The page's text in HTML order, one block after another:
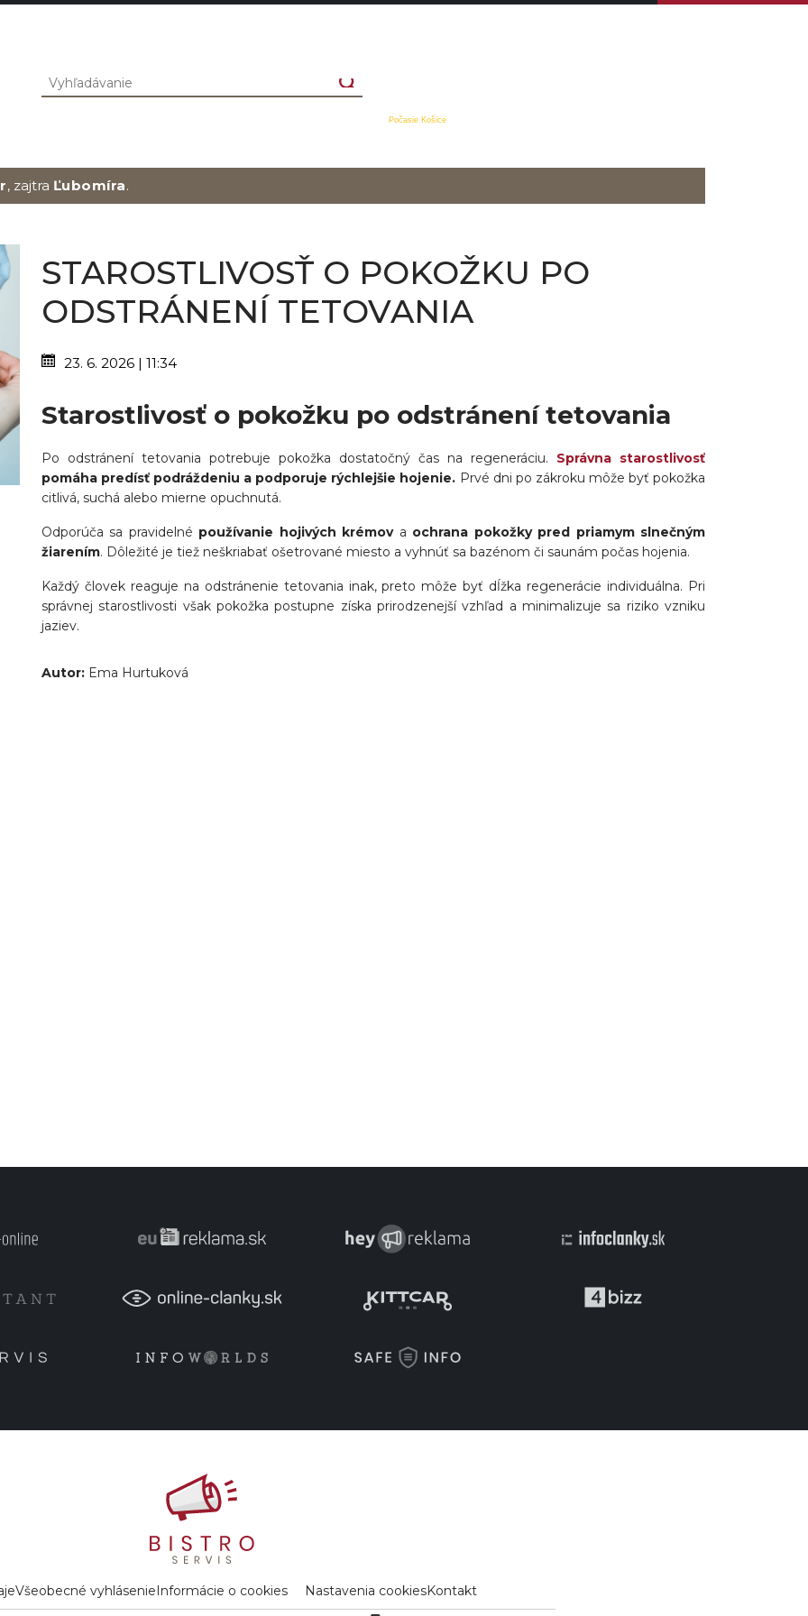
Počasie Košice
, zajtra Ľubomíra.
STAROSTLIVOSŤ O POKOŽKU PO
ODSTRÁNENÍ TETOVANIA
23. 6. 2026 | 11:34
Starostlivosť o pokožku po odstránení tetovania
Po odstránení tetovania potrebuje pokožka dostatočný čas na regeneráciu. Správna starostlivosť
pomáha predísť podráždeniu a podporuje rýchlejšie hojenie. Prvé dni po zákroku môže byť pokožka
citlivá, suchá alebo mierne opuchnutá.
Odporúča sa pravidelné používanie hojivých krémov a ochrana pokožky pred priamym slnečným
žiarením. Dôležité je tiež neškriabať ošetrované miesto a vyhnúť sa bazénom či saunám počas hojenia.
Každý človek reaguje na odstránenie tetovania inak, preto môže byť dĺžka regenerácie individuálna. Pri
správnej starostlivosti však pokožka postupne získa prirodzenejší vzhľad a minimalizuje sa riziko vzniku
jaziev.
Autor: Ema Hurtuková
Všeobecné vyhlásenieInformácie o cookies Nastavenia cookiesKontakt